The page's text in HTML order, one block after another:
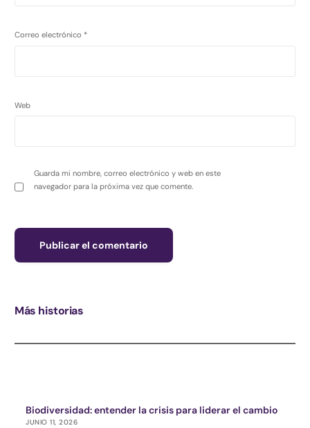
Correo electrónico *
Web
Guarda mi nombre, correo electrónico y web en este
navegador para la próxima vez que comente.
Más historias
Biodiversidad: entender la crisis para liderar el cambio
JUNIO 11, 2026